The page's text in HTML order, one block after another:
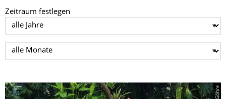
Zeitraum festlegen
Jahr auswählen
Monat auswählen